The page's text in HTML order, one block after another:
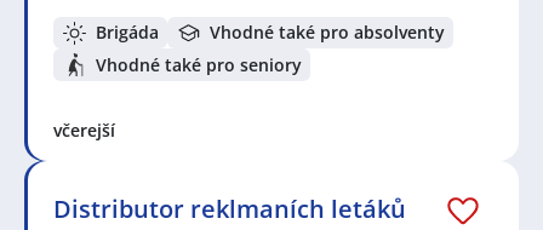
Brigáda
Vhodné také pro absolventy
Vhodné také pro seniory
včerejší
Distributor reklmaních letáků